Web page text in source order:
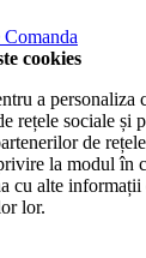
cookies
a personaliza
rețele sociale și
de
la modul în
cu alte informații
lor.